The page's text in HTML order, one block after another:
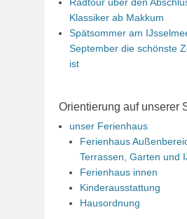
Klassiker ab Makkum
Spätsommer am
September die schönste
ist
Orientierung auf unserer
unser Ferienhaus
Ferienhaus
Terrassen, Garten und
Ferienhaus innen
Kinderausstattung
Hausordnung